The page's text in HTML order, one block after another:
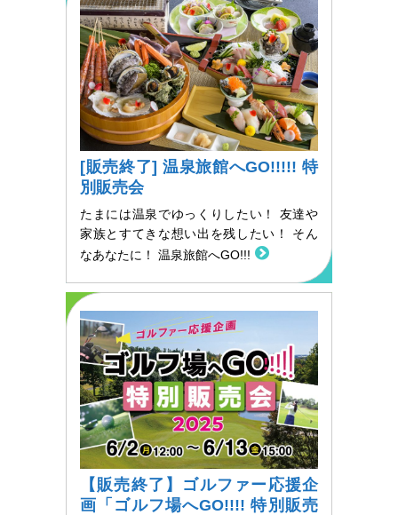
[販売終了] 温泉旅館へGO!!!!! 特
別販売会
たまには温泉でゆっくりしたい！ 友達や
家族とすてきな想い出を残したい！ そん
なあなたに！ 温泉旅館へGO!!!
【販売終了】ゴルファー応援企
画「ゴルフ場へGO!!!! 特別販売